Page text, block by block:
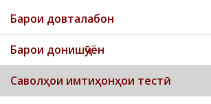
Барои довталабон
Барои донишҷӯён
Саволҳои имтиҳонҳои тестӣ